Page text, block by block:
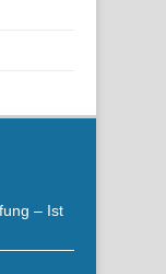
– Ist